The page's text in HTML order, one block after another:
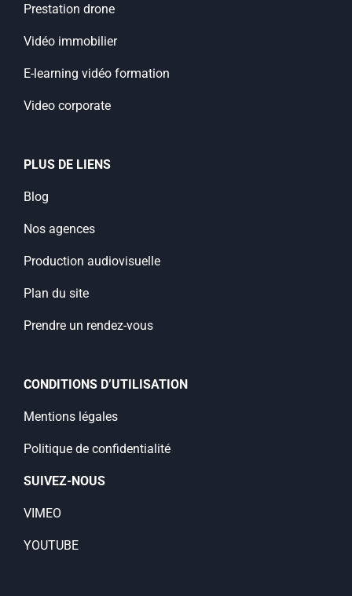
Prestation drone
Vidéo immobilier
E-learning vidéo formation
Video corporate
PLUS DE LIENS
Blog
Nos agences
Production audiovisuelle
Plan du site
Prendre un rendez-vous
CONDITIONS D’UTILISATION
Mentions légales
Politique de confidentialité
SUIVEZ-NOUS
VIMEO
YOUTUBE